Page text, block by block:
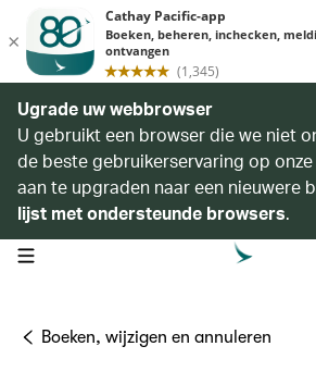
Ugrade uw webbrowser
U gebruikt een browser die we niet
de beste gebruikerservaring op
aan te upgraden naar een nieuwere
lijst met ondersteunde browsers.
open navigation menu
Boeken, wijzigen en annuleren